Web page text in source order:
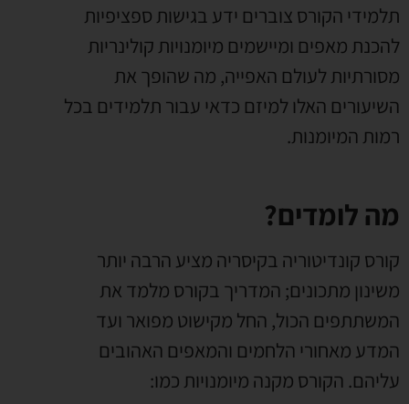
תלמידי הקורס צוברים ידע בגישות ספציפיות
להכנת מאפים ומיישמים מיומנויות קולינריות
מסורתיות לעולם האפייה, מה שהופך את
השיעורים האלו למיזם כדאי עבור תלמידים בכל
רמות המיומנות.
מה לומדים?
קורס קונדיטוריה בקיסריה מציע הרבה יותר
משינון מתכונים; המדריך בקורס מלמד את
המשתתפים הכול, החל מקישוט מפואר ועד
המדע מאחורי הלחמים והמאפים האהובים
עליהם. הקורס מקנה מיומנויות כמו: